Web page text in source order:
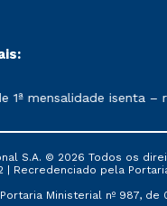
conforme
mensalidade isenta –
S.A. © 2026 Todos os
| Recredenciado pela
Ministerial nº 987, de